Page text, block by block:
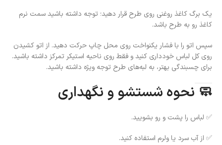
یک برگ کاغذ روغنی روی طرح قرار دهید؛ توجه داشته باشید سمت نرم
کاغذ رو به طرح باشد.
سپس اتو را با فشار یکنواخت روی محل چاپ حرکت دهید. از اتو کشیدن
روی کل لباس خودداری کنید و فقط روی ناحیه استیکر تمرکز داشته باشید.
برای چسبندگی بهتر، به لبه‌های طرح توجه ویژه داشته باشید.
🧼 نحوه شستشو و نگهداری
✅ لباس را پشت و رو بشویید.
✅ از آب سرد یا ولرم استفاده کنید.